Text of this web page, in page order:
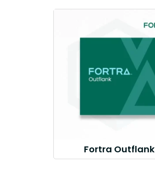
Fortra Outflank